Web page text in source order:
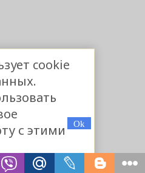
cookie
с этими